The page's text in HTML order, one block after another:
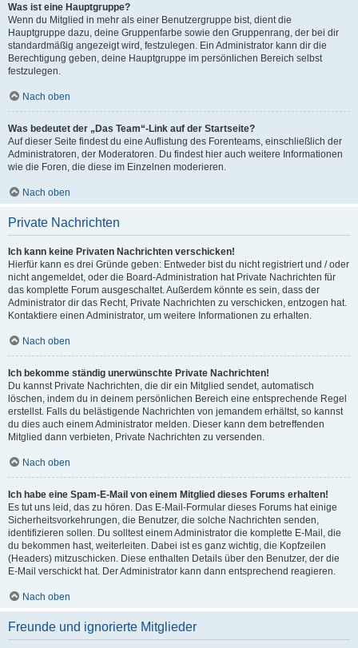
Was ist eine Hauptgruppe?
Wenn du Mitglied in mehr als einer Benutzergruppe bist, dient die
Hauptgruppe dazu, deine Gruppenfarbe sowie den Gruppenrang, der bei dir
standardmäßig angezeigt wird, festzulegen. Ein Administrator kann dir die
Berechtigung geben, deine Hauptgruppe im persönlichen Bereich selbst
festzulegen.
Nach oben
Was bedeutet der „Das Team“-Link auf der Startseite?
Auf dieser Seite findest du eine Auflistung des Forenteams, einschließlich der
Administratoren, der Moderatoren. Du findest hier auch weitere Informationen
wie die Foren, die diese im Einzelnen moderieren.
Nach oben
Private Nachrichten
Ich kann keine Privaten Nachrichten verschicken!
Hierfür kann es drei Gründe geben: Entweder bist du nicht registriert und / oder
nicht angemeldet, oder die Board-Administration hat Private Nachrichten für
das komplette Forum ausgeschaltet. Außerdem könnte es sein, dass der
Administrator dir das Recht, Private Nachrichten zu verschicken, entzogen hat.
Kontaktiere einen Administrator, um weitere Informationen zu erhalten.
Nach oben
Ich bekomme ständig unerwünschte Private Nachrichten!
Du kannst Private Nachrichten, die dir ein Mitglied sendet, automatisch
löschen, indem du in deinem persönlichen Bereich eine entsprechende Regel
erstellst. Falls du belästigende Nachrichten von jemandem erhältst, so kannst
du dies auch einem Administrator melden. Dieser kann dem betreffenden
Mitglied dann verbieten, Private Nachrichten zu versenden.
Nach oben
Ich habe eine Spam-E-Mail von einem Mitglied dieses Forums erhalten!
Es tut uns leid, das zu hören. Das E-Mail-Formular dieses Forums hat einige
Sicherheitsvorkehrungen, die Benutzer, die solche Nachrichten senden,
identifizieren sollen. Du solltest einem Administrator die komplette E-Mail, die
du bekommen hast, weiterleiten. Dabei ist es ganz wichtig, die Kopfzeilen
(Headers) mitzuschicken. Diese enthalten Details über den Benutzer, der die
E-Mail verschickt hat. Der Administrator kann dann entsprechend reagieren.
Nach oben
Freunde und ignorierte Mitglieder